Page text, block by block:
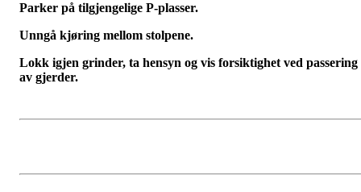
Parker på tilgjengelige P-plasser.
Unngå kjøring mellom stolpene.
Lokk igjen grinder, ta hensyn og vis forsiktighet ved passering
av gjerder.